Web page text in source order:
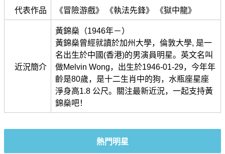
代表作品 《冒險游戲》 《執法先鋒》 《獄中龍》
近況簡介
黃錦燊（1946年－）
黃錦燊曾經就讀於加州大學，倫敦大學, 是一
名出生於中國(香港)的男演員明星。英文名叫
做Melvin Wong，出生於1946-01-29，今年年
齡是80歲，是十二生肖中的狗，水瓶座星座
淨身高1.8 公尺。關注最新近況，一起支持黃
錦燊吧！
熱門明星